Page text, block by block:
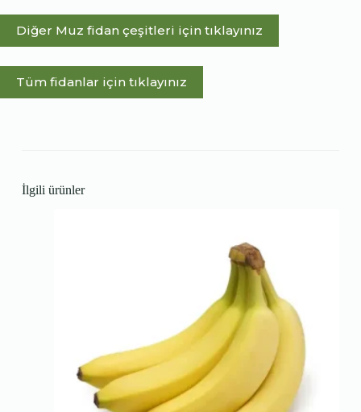
Diğer Muz fidan çeşitleri için tıklayınız
Tüm fidanlar için tıklayınız
İlgili ürünler